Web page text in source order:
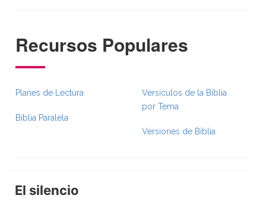
Recursos Populares
Planes de Lectura
Biblia Paralela
Versículos de la Biblia
por Tema
Versiones de Biblia
El silencio